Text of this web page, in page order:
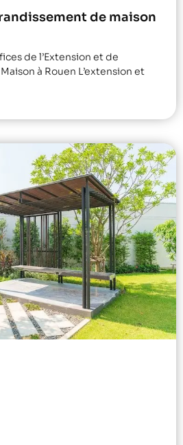
de maison
de l’Extension et de
à Rouen L’extension et